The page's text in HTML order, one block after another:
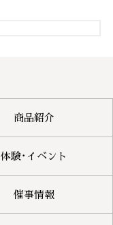
商品紹介
体験･イベント
催事情報